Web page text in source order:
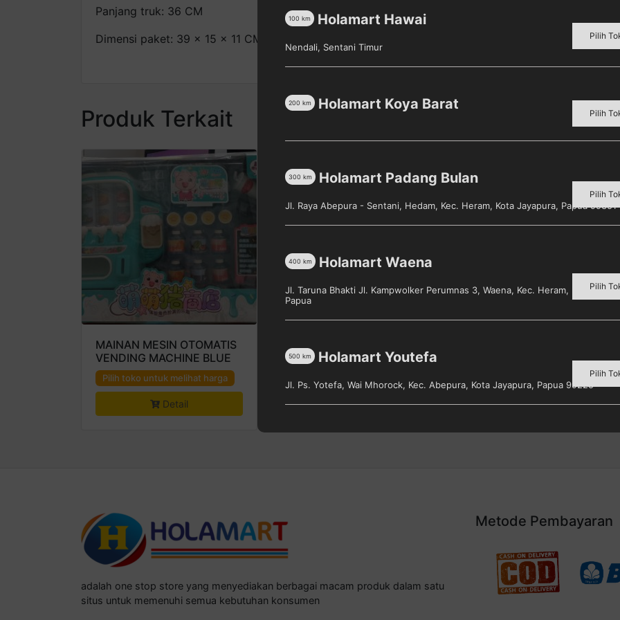
Panjang truk: 36 CM
Dimensi paket: 39 x 15 x 11 CM
Produk Terkait
MAINAN MESIN OTOMATIS
VENDING MACHINE BLUE
Pilih toko untuk melihat harga
Detail
Pilih toko untuk melihat harga
Detail Detail
adalah one stop store yang menyediakan berbagai macam produk dalam satu
situs untuk memenuhi semua kebutuhan konsumen
Metode Pembayaran
Holamart Hawai
100 km
Nendali, Sentani Timur
Pilih
Holamart Koya Barat
200 km
Pilih
Holamart Padang Bulan
300 km
Jl. Raya Abepura - Sentani, Hedam, Kec. Heram, Kota Jayapura, Papua 99351
Pilih
Holamart Waena
400 km
Jl. Taruna Bhakti Jl. Kampwolker Perumnas 3, Waena, Kec. Heram, Kota
Papua
Pilih
Holamart Youtefa
500 km
Jl. Ps. Yotefa, Wai Mhorock, Kec. Abepura, Kota Jayapura, Papua 99225
Pilih